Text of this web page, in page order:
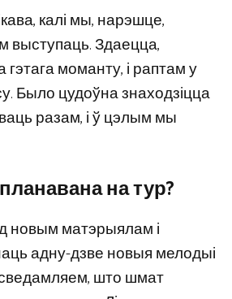
калі мы, нарэшце,
выступаць. Здаецца,
гэтага моманту, і раптам у
Было цудоўна знаходзіцца
разам, і ў цэлым мы
на тур?
новым матэрыялам і
адну-дзве новыя мелодыі
што шмат